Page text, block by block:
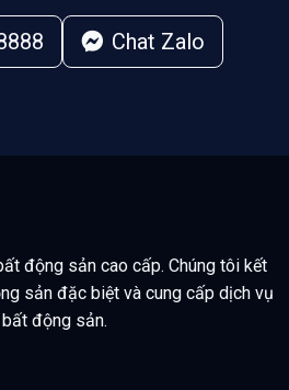
Chat Zalo
động sản cao cấp. Chúng tôi kết
sản đặc biệt và cung cấp dịch vụ
động sản.